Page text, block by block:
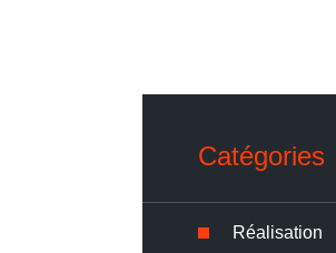
Catégories
Réalisation